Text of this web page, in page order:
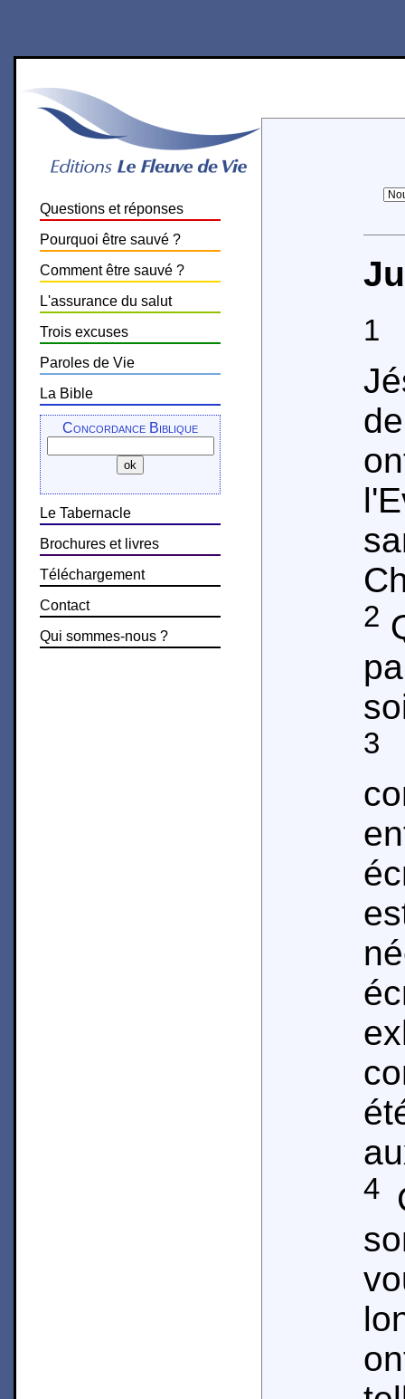
Questions et réponses
Pourquoi être sauvé ?
Comment être sauvé ?
L'assurance du salut
Trois excuses
Paroles de Vie
La Bible
Concordance Biblique
Le Tabernacle
Brochures et livres
Téléchargement
Contact
Qui sommes-nous ?
1
2
3
4